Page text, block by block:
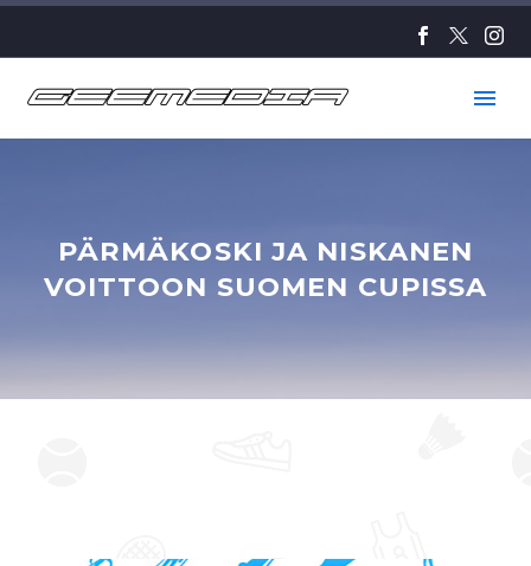
PÄRMÄKOSKI JA NISKANEN
VOITTOON SUOMEN CUPISSA